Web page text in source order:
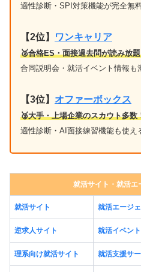
適性診断・SPI対策機能が完全無
【2位】 ワンキャリア
🥈合格ES・面接過去問が読み放
合同説明会・就活イベント情報も
【3位】 オファーボックス
🥉大手・上場企業のスカウト多数
適性診断・AI面接練習機能も使え
就活サイト・就活エ
就活サイト 就活エージ
逆求人サイト 就活イベント
理系向け就活サイト 就活支援サ